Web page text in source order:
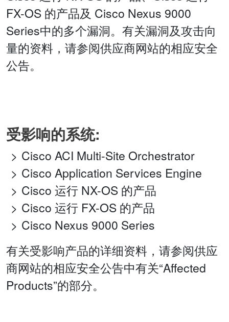
FX-OS 的产品及 Cisco Nexus 9000
Series中的多个漏洞。有关漏洞及攻击向
量的资料，请参阅供应商网站的相应安全
公告。
受影响的系统:
Cisco ACI Multi-Site Orchestrator
Cisco Application Services Engine
Cisco 运行 NX-OS 的产品
Cisco 运行 FX-OS 的产品
Cisco Nexus 9000 Series
有关受影响产品的详细资料，请参阅供应
商网站的相应安全公告中有关“Affected
Products”的部分。